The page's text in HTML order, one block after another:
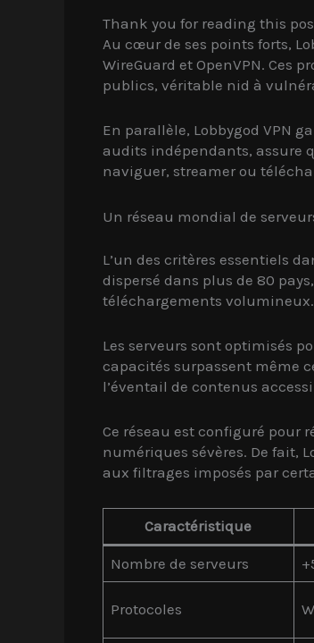
Thank you for reading this
Au cœur de ses points forts,
WireGuard et OpenVPN. Ces
publics, véritable nid à
En parallèle, Lobbygod VPN
audits indépendants, assure
naviguer, streamer ou
Un réseau mondial de
L’un des critères essentiels
dispersé dans plus de 80
téléchargements volumineux.
Les serveurs sont optimisés
capacités surpassent même
l’éventail de contenus
Ce réseau est configuré pour
numériques sévères. De fait,
aux filtrages imposés par
Caractéristique
Nombre de serveurs
Protocoles